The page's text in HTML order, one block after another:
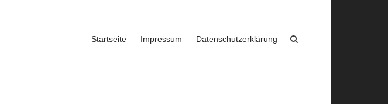
Startseite Impressum Datenschutzerklärung